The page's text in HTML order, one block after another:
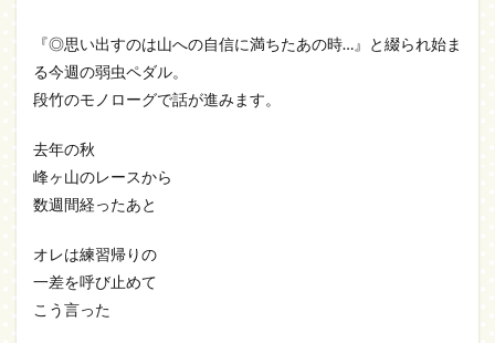
『◎思い出すのは山への自信に満ちたあの時…』と綴られ始ま
る今週の弱虫ペダル。
段竹のモノローグで話が進みます。
去年の秋
峰ヶ山のレースから
数週間経ったあと
オレは練習帰りの
一差を呼び止めて
こう言った